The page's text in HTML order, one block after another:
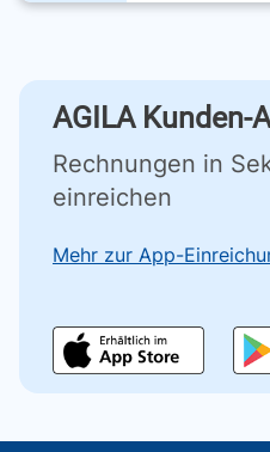
AGILA Kunden-
Rechnungen in
einreichen
Mehr zur App-